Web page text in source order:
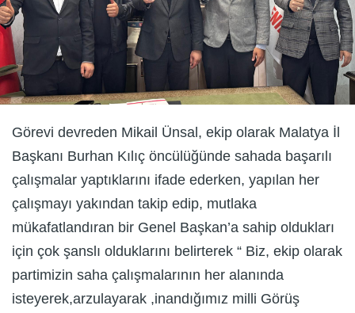
Görevi devreden Mikail Ünsal, ekip olarak Malatya İl
Başkanı Burhan Kılıç öncülüğünde sahada başarılı
çalışmalar yaptıklarını ifade ederken, yapılan her
çalışmayı yakından takip edip, mutlaka
mükafatlandıran bir Genel Başkan’a sahip oldukları
için çok şanslı olduklarını belirterek “ Biz, ekip olarak
partimizin saha çalışmalarının her alanında
isteyerek,arzulayarak ,inandığımız milli Görüş